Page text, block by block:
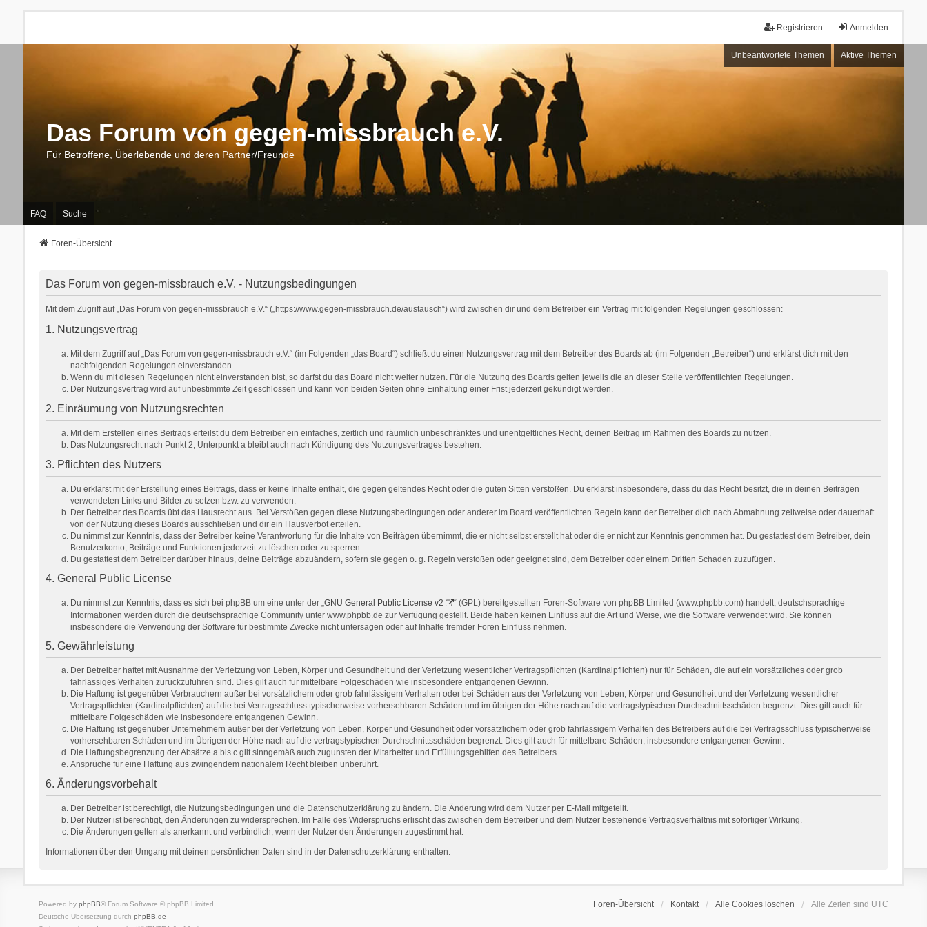
Anmelden
Registrieren
Unbeantwortete Themen Aktive Themen
Das Forum von gegen-missbrauch e.V.
Für Betroffene, Überlebende und deren Partner/Freunde
FAQ Suche
Foren-Übersicht
Das Forum von gegen-missbrauch e.V. - Nutzungsbedingungen
Mit dem Zugriff auf „Das Forum von gegen-missbrauch e.V.“ („https://www.gegen-missbrauch.de/austausch“) wird zwischen dir und dem Betreiber ein Vertrag mit folgenden Regelungen geschlossen:
1. Nutzungsvertrag
Mit dem Zugriff auf „Das Forum von gegen-missbrauch e.V.“ (im Folgenden „das Board“) schließt du einen Nutzungsvertrag mit dem Betreiber des Boards ab (im Folgenden „Betreiber“) und erklärst dich mit den
nachfolgenden Regelungen einverstanden.
Wenn du mit diesen Regelungen nicht einverstanden bist, so darfst du das Board nicht weiter nutzen. Für die Nutzung des Boards gelten jeweils die an dieser Stelle veröffentlichten Regelungen.
Der Nutzungsvertrag wird auf unbestimmte Zeit geschlossen und kann von beiden Seiten ohne Einhaltung einer Frist jederzeit gekündigt werden.
2. Einräumung von Nutzungsrechten
Mit dem Erstellen eines Beitrags erteilst du dem Betreiber ein einfaches, zeitlich und räumlich unbeschränktes und unentgeltliches Recht, deinen Beitrag im Rahmen des Boards zu nutzen.
Das Nutzungsrecht nach Punkt 2, Unterpunkt a bleibt auch nach Kündigung des Nutzungsvertrages bestehen.
3. Pflichten des Nutzers
Du erklärst mit der Erstellung eines Beitrags, dass er keine Inhalte enthält, die gegen geltendes Recht oder die guten Sitten verstoßen. Du erklärst insbesondere, dass du das Recht besitzt, die in deinen Beiträgen
verwendeten Links und Bilder zu setzen bzw. zu verwenden.
Der Betreiber des Boards übt das Hausrecht aus. Bei Verstößen gegen diese Nutzungsbedingungen oder anderer im Board veröffentlichten Regeln kann der Betreiber dich nach Abmahnung zeitweise oder dauerhaft
von der Nutzung dieses Boards ausschließen und dir ein Hausverbot erteilen.
Du nimmst zur Kenntnis, dass der Betreiber keine Verantwortung für die Inhalte von Beiträgen übernimmt, die er nicht selbst erstellt hat oder die er nicht zur Kenntnis genommen hat. Du gestattest dem Betreiber, dein
Benutzerkonto, Beiträge und Funktionen jederzeit zu löschen oder zu sperren.
Du gestattest dem Betreiber darüber hinaus, deine Beiträge abzuändern, sofern sie gegen o. g. Regeln verstoßen oder geeignet sind, dem Betreiber oder einem Dritten Schaden zuzufügen.
4. General Public License
Du nimmst zur Kenntnis, dass es sich bei phpBB um eine unter der „GNU General Public License v2
“ (GPL) bereitgestellten Foren-Software von phpBB Limited (www.phpbb.com) handelt; deutschsprachige
Informationen werden durch die deutschsprachige Community unter www.phpbb.de zur Verfügung gestellt. Beide haben keinen Einfluss auf die Art und Weise, wie die Software verwendet wird. Sie können
insbesondere die Verwendung der Software für bestimmte Zwecke nicht untersagen oder auf Inhalte fremder Foren Einfluss nehmen.
5. Gewährleistung
Der Betreiber haftet mit Ausnahme der Verletzung von Leben, Körper und Gesundheit und der Verletzung wesentlicher Vertragspflichten (Kardinalpflichten) nur für Schäden, die auf ein vorsätzliches oder grob
fahrlässiges Verhalten zurückzuführen sind. Dies gilt auch für mittelbare Folgeschäden wie insbesondere entgangenen Gewinn.
Die Haftung ist gegenüber Verbrauchern außer bei vorsätzlichem oder grob fahrlässigem Verhalten oder bei Schäden aus der Verletzung von Leben, Körper und Gesundheit und der Verletzung wesentlicher
Vertragspflichten (Kardinalpflichten) auf die bei Vertragsschluss typischerweise vorhersehbaren Schäden und im übrigen der Höhe nach auf die vertragstypischen Durchschnittsschäden begrenzt. Dies gilt auch für
mittelbare Folgeschäden wie insbesondere entgangenen Gewinn.
Die Haftung ist gegenüber Unternehmern außer bei der Verletzung von Leben, Körper und Gesundheit oder vorsätzlichem oder grob fahrlässigem Verhalten des Betreibers auf die bei Vertragsschluss typischerweise
vorhersehbaren Schäden und im Übrigen der Höhe nach auf die vertragstypischen Durchschnittsschäden begrenzt. Dies gilt auch für mittelbare Schäden, insbesondere entgangenen Gewinn.
Die Haftungsbegrenzung der Absätze a bis c gilt sinngemäß auch zugunsten der Mitarbeiter und Erfüllungsgehilfen des Betreibers.
Ansprüche für eine Haftung aus zwingendem nationalem Recht bleiben unberührt.
6. Änderungsvorbehalt
Der Betreiber ist berechtigt, die Nutzungsbedingungen und die Datenschutzerklärung zu ändern. Die Änderung wird dem Nutzer per E-Mail mitgeteilt.
Der Nutzer ist berechtigt, den Änderungen zu widersprechen. Im Falle des Widerspruchs erlischt das zwischen dem Betreiber und dem Nutzer bestehende Vertragsverhältnis mit sofortiger Wirkung.
Die Änderungen gelten als anerkannt und verbindlich, wenn der Nutzer den Änderungen zugestimmt hat.
Informationen über den Umgang mit deinen persönlichen Daten sind in der Datenschutzerklärung enthalten.
Foren-Übersicht Kontakt Alle Cookies löschen Alle Zeiten sind UTC
Powered by phpBB® Forum Software © phpBB Limited
Deutsche Übersetzung durch phpBB.de